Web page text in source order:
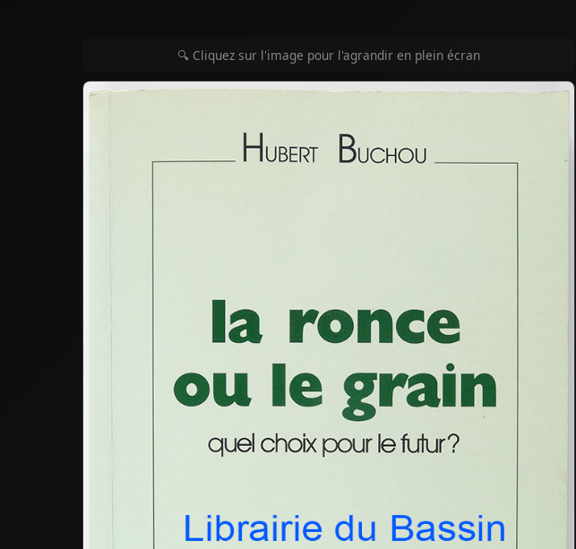
🔍 Cliquez sur l'image pour l'agrandir en plein écran